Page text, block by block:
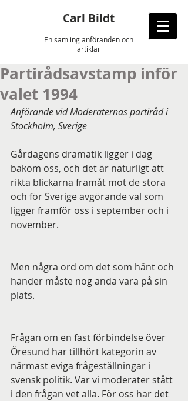
Carl Bildt
En samling anförandenoch
artiklar
Partirådsavstamp inför
valet 1994
Anförande vid Moderaternas partiråd i
Stockholm, Sverige
Gårdagens dramatik ligger i dag
bakom oss, och det är naturligt att
rikta blickarna framåt mot de stora
och för Sverige avgörande val som
ligger framför oss i september och i
november.
Men några ord om det som hänt och
händer måste nog ända vara på sin
plats.
Frågan om en fast förbindelse över
Öresund har tillhört kategorin av
närmast eviga frågeställningar i
svensk politik. Var vi moderater stått
i den frågan vet alla. För oss har det